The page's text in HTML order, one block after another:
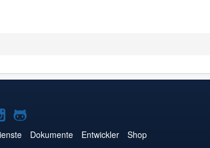
Joomla!
auf
Joomla!
auf
Dokumente Entwickler
Shop